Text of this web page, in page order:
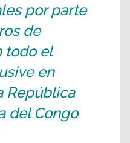
por parte
de
todo el
en
República
del Congo